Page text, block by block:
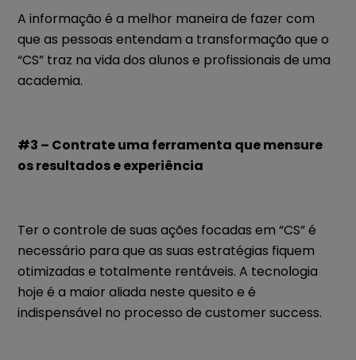
A informação é a melhor maneira de fazer com
que as pessoas entendam a transformação que o
“CS” traz na vida dos alunos e profissionais de uma
academia.
#3 – Contrate uma ferramenta que mensure
os resultados e experiência
Ter o controle de suas ações focadas em “CS” é
necessário para que as suas estratégias fiquem
otimizadas e totalmente rentáveis. A tecnologia
hoje é a maior aliada neste quesito e é
indispensável no processo de customer success.